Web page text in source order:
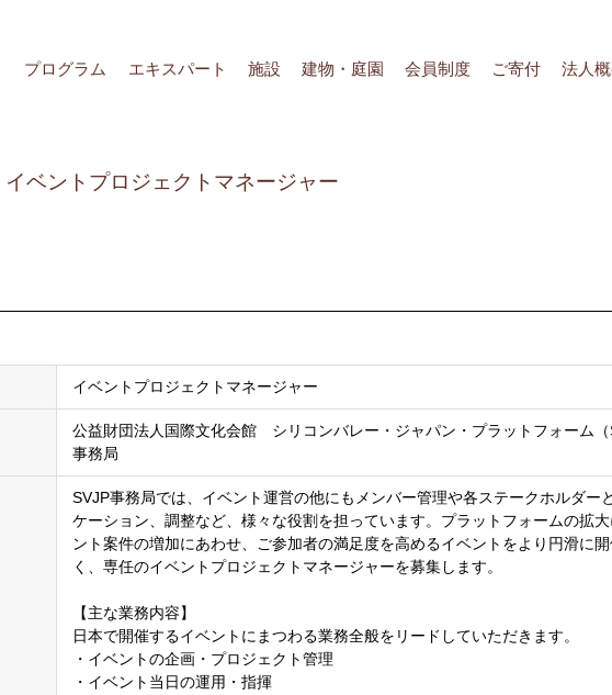
プログラム エキスパート 施設 建物・庭園 会員制度 ご寄付 法人
イベントプロジェクトマネージャー
イベントプロジェクトマネージャー
公益財団法人国際文化会館 シリコンバレー・ジャパン・プラットフォーム（
事務局
SVJP事務局では、イベント運営の他にもメンバー管理や各ステークホルダー
ケーション、調整など、様々な役割を担っています。プラットフォームの拡
ント案件の増加にあわせ、ご参加者の満足度を高めるイベントをより円滑に
く、専任のイベントプロジェクトマネージャーを募集します。
【主な業務内容】
日本で開催するイベントにまつわる業務全般をリードしていただきます。
・イベントの企画・プロジェクト管理
・イベント当日の運用・指揮